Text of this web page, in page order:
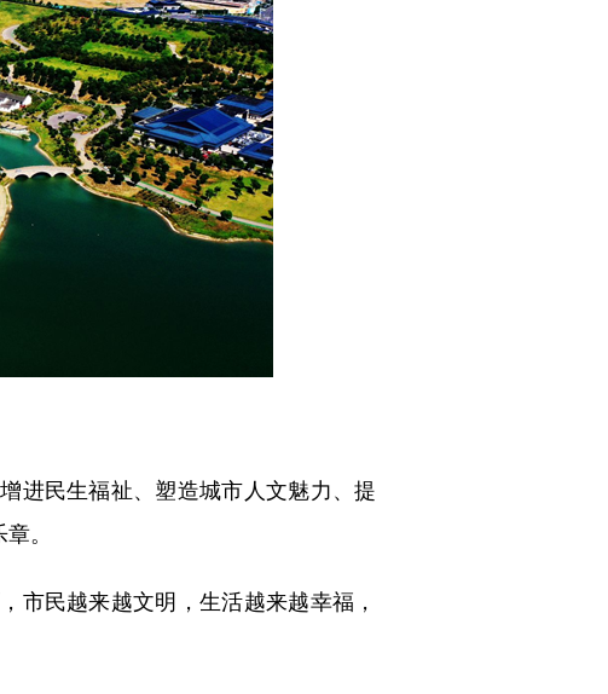
民生福祉、塑造城市人文魅力、提
。
民越来越文明，生活越来越幸福，